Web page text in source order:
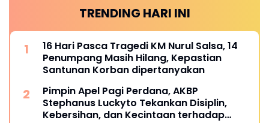
TRENDING HARI INI
16 Hari Pasca Tragedi KM Nurul Salsa, 14
Penumpang Masih Hilang, Kepastian
Santunan Korban dipertanyakan
Pimpin Apel Pagi Perdana, AKBP
Stephanus Luckyto Tekankan Disiplin,
Kebersihan, dan Kecintaan terhadap